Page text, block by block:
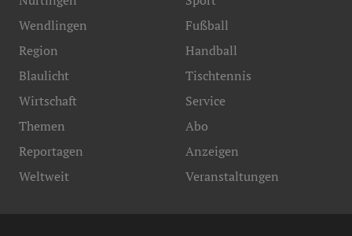
Wendlingen
Region
Blaulicht
Fußball
Handball
Tischtennis
Wirtschaft
Themen
Reportagen
Weltweit
Service
Abo
Anzeigen
Veranstaltungen